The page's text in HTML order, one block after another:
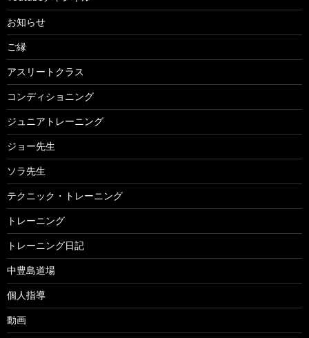
お知らせ
ご縁
アスリートクラス
コンディショニング
ジュニアトレーニング
ジョー先生
ソラ先生
テクニック・トレーニング
トレーニング
トレーニング日記
中豊島道場
個人指導
動画